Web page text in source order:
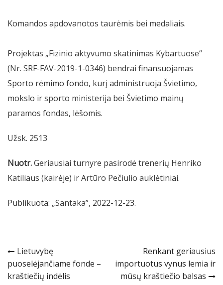
Komandos apdovanotos taurėmis bei medaliais.
Projektas „Fizinio aktyvumo skatinimas Kybartuose“
(Nr. SRF-FAV-2019-1-0346) bendrai finansuojamas
Sporto rėmimo fondo, kurį administruoja Švietimo,
mokslo ir sporto ministerija bei Švietimo mainų
paramos fondas, lėšomis.
Užsk. 2513
Nuotr.Geriausiai turnyre pasirodė trenerių Henriko
Katiliaus (kairėje) ir Artūro Pečiulio auklėtiniai.
Publikuota: „Santaka”, 2022-12-23.
Navigacija
tarp
Lietuvybę
puoselėjančiame fonde –
kraštiečių indėlis
Renkant geriausius
importuotus vynus lemia ir
mūsų kraštiečio balsas